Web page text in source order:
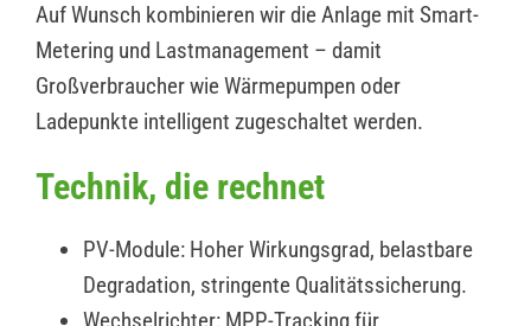
Auf Wunsch kombinieren wir die Anlage mit Smart-
Metering und Lastmanagement – damit
Großverbraucher wie Wärmepumpen oder
Ladepunkte intelligent zugeschaltet werden.
Technik, die rechnet
PV-Module: Hoher Wirkungsgrad, belastbare
Degradation, stringente Qualitätssicherung.